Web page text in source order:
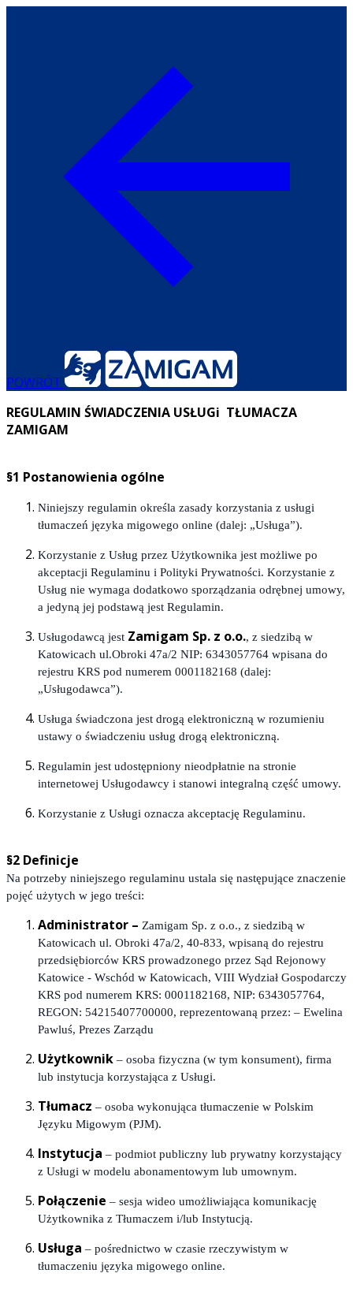
POWRÓT
REGULAMIN ŚWIADCZENIA USŁUGi TŁUMACZA
ZAMIGAM
§1 Postanowienia ogólne
Niniejszy regulamin określa zasady korzystania z usługi
tłumaczeń języka migowego online (dalej: „Usługa”).
Korzystanie z Usług przez Użytkownika jest możliwe po
akceptacji Regulaminu i Polityki Prywatności. Korzystanie z
Usług nie wymaga dodatkowo sporządzania odrębnej umowy,
a jedyną jej podstawą jest Regulamin.
Usługodawcą jest Zamigam Sp. z o.o., z siedzibą w
Katowicach ul.Obroki 47a/2 NIP: 6343057764 wpisana do
rejestru KRS pod numerem 0001182168 (dalej:
„Usługodawca”).
Usługa świadczona jest drogą elektroniczną w rozumieniu
ustawy o świadczeniu usług drogą elektroniczną.
Regulamin jest udostępniony nieodpłatnie na stronie
internetowej Usługodawcy i stanowi integralną część umowy.
Korzystanie z Usługi oznacza akceptację Regulaminu.
§2 Definicje
Na potrzeby niniejszego regulaminu ustala się następujące znaczenie
pojęć użytych w jego treści:
Administrator – Zamigam Sp. z o.o., z siedzibą w
Katowicach ul. Obroki 47a/2, 40-833, wpisaną do rejestru
przedsiębiorców KRS prowadzonego przez Sąd Rejonowy
Katowice - Wschód w Katowicach, VIII Wydział Gospodarczy
KRS pod numerem KRS: 0001182168, NIP: 6343057764,
REGON: 54215407700000, reprezentowaną przez: – Ewelina
Pawluś, Prezes Zarządu
Użytkownik – osoba fizyczna (w tym konsument), firma
lub instytucja korzystająca z Usługi.
Tłumacz – osoba wykonująca tłumaczenie w Polskim
Języku Migowym (PJM).
Instytucja – podmiot publiczny lub prywatny korzystający
z Usługi w modelu abonamentowym lub umownym.
Połączenie – sesja wideo umożliwiająca komunikację
Użytkownika z Tłumaczem i/lub Instytucją.
Usługa – pośrednictwo w czasie rzeczywistym w
tłumaczeniu języka migowego online.